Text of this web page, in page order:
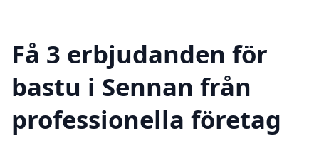
Få 3 erbjudanden för
bastu i Sennan från
professionella företag